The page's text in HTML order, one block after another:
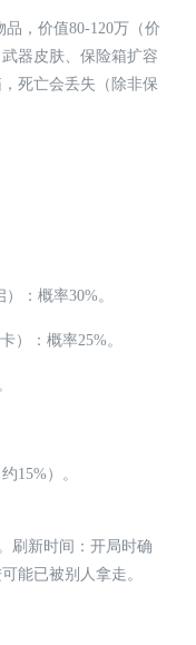
，价值80-120万（价
器皮肤、保险箱扩容
死亡会丢失（除非保
）：概率30%。
）：概率25%。
15%）。
刷新时间：开局时确
能已被别人拿走。